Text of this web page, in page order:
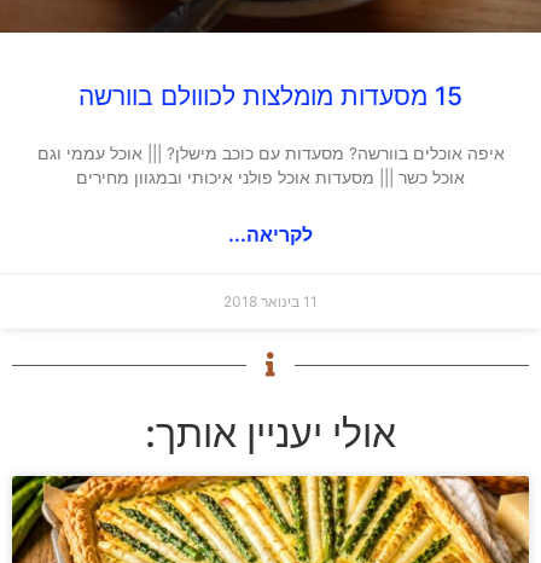
15 מסעדות מומלצות לכווולם בוורשה
איפה אוכלים בוורשה? מסעדות עם כוכב מישלן? ||| אוכל עממי וגם
אוכל כשר ||| מסעדות אוכל פולני איכותי ובמגוון מחירים
לקריאה...
11 בינואר 2018
אולי יעניין אותך: